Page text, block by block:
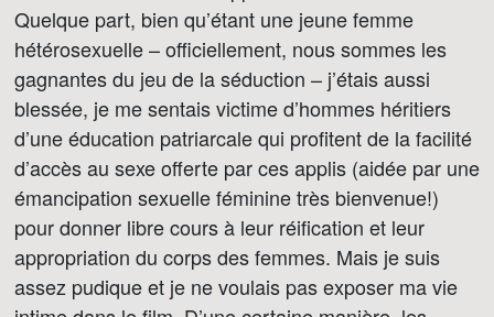
Quelque part, bien qu’étant une jeune femme
hétérosexuelle – officiellement, nous sommes les
gagnantes du jeu de la séduction – j’étais aussi
blessée, je me sentais victime d’hommes héritiers
d’une éducation patriarcale qui profitent de la facilité
d’accès au sexe offerte par ces applis (aidée par une
émancipation sexuelle féminine très bienvenue!)
pour donner libre cours à leur réification et leur
appropriation du corps des femmes. Mais je suis
assez pudique et je ne voulais pas exposer ma vie